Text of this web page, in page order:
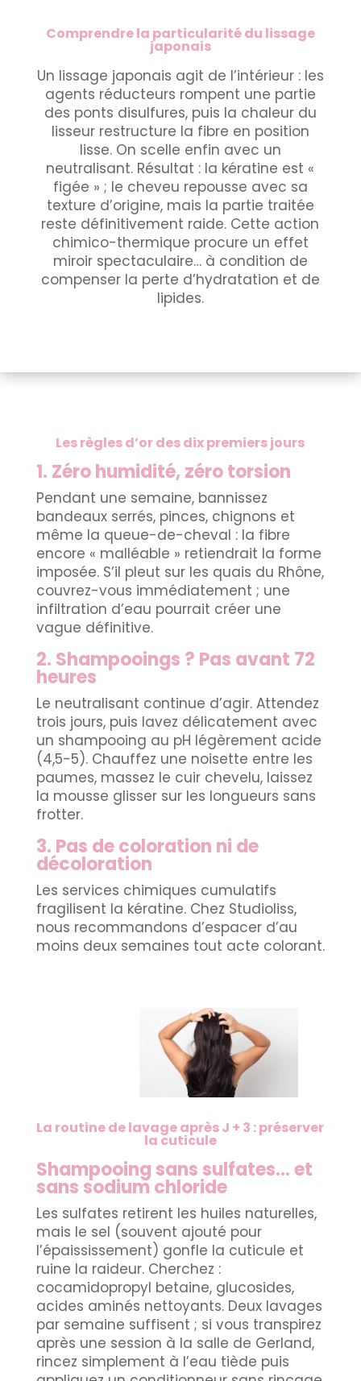
Comprendre la particularité du lissage
japonais
Un lissage japonais agit de l’intérieur : les
agents réducteurs rompent une partie
des ponts disulfures, puis la chaleur du
lisseur restructure la fibre en position
lisse. On scelle enfin avec un
neutralisant. Résultat : la kératine est «
figée » ; le cheveu repousse avec sa
texture d’origine, mais la partie traitée
reste définitivement raide. Cette action
chimico-thermique procure un effet
miroir spectaculaire… à condition de
compenser la perte d’hydratation et de
lipides.
Les règles d’or des dix premiers jours
1. Zéro humidité, zéro torsion
Pendant une semaine, bannissez
bandeaux serrés, pinces, chignons et
même la queue-de-cheval : la fibre
encore « malléable » retiendrait la forme
imposée. S’il pleut sur les quais du Rhône,
couvrez-vous immédiatement ; une
infiltration d’eau pourrait créer une
vague définitive.
2. Shampooings ? Pas avant 72
heures
Le neutralisant continue d’agir. Attendez
trois jours, puis lavez délicatement avec
un shampooing au pH légèrement acide
(4,5-5). Chauffez une noisette entre les
paumes, massez le cuir chevelu, laissez
la mousse glisser sur les longueurs sans
frotter.
3. Pas de coloration ni de
décoloration
Les services chimiques cumulatifs
fragilisent la kératine. Chez Studioliss,
nous recommandons d’espacer d’au
moins deux semaines tout acte colorant.
La routine de lavage après J + 3 : préserver
la cuticule
Shampooing sans sulfates… et
sans sodium chloride
Les sulfates retirent les huiles naturelles,
mais le sel (souvent ajouté pour
l’épaississement) gonfle la cuticule et
ruine la raideur. Cherchez :
cocamidopropyl betaine, glucosides,
acides aminés nettoyants. Deux lavages
par semaine suffisent ; si vous transpirez
après une session à la salle de Gerland,
rincez simplement à l’eau tiède puis